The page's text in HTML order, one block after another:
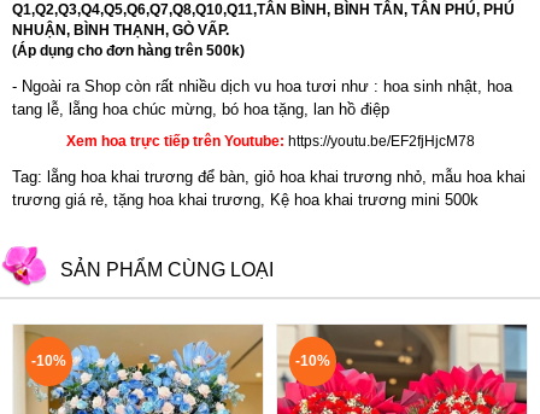
Q1,Q2,Q3,Q4,Q5,Q6,Q7,Q8,Q10,Q11,TÂN BÌNH, BÌNH TÂN, TÂN PHÚ, PHÚ
NHUẬN, BÌNH THẠNH, GÒ VẤP.
(Áp dụng cho đơn hàng trên 500k)
- Ngoài ra Shop còn rất nhiều dịch vu hoa tươi như : hoa sinh nhật, hoa
tang lễ, l ẵng hoa chúc mừng, bó hoa tặng, lan hồ điệp
Xem hoa trực tiếp trên Youtube: https://youtu.be/EF2fjHjcM78
Tag: lẵng hoa khai trương để bàn, giỏ hoa khai trương nhỏ, mẫu hoa khai
trương giá rẻ, tặng hoa khai trương, Kệ hoa khai trương mini 500k
SẢN PHẨM CÙNG LOẠI
-10% -10%